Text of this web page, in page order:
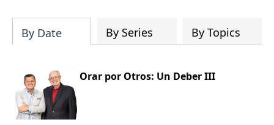
By Date By Series By Topics
Orar por Otros: Un Deber III